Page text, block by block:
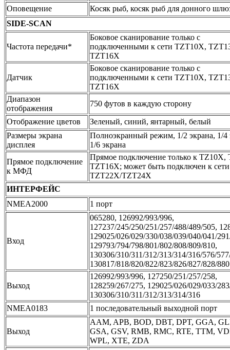
Оповещение
Косяк рыб, косяк рыб для донного
SIDE-SCAN
Частота передачи*
Боковое сканирование только с
подключенными к сети TZT10X,
TZT16X
Датчик
Боковое сканирование только с
подключенными к сети TZT10X,
TZT16X
Диапазон
отображения
750 футов в каждую сторону
Отображение цветов
Зеленый, синий, янтарный, белый
Размеры экрана
дисплея
Полноэкранный режим, 1/2 экрана, 1/4
1/6 экрана
Прямое подключение
к МФД
Прямое подключение только к TZ10X,
TZT16X; может быть подключен к
TZT22X/TZT24X
ИНТЕРФЕЙС
NMEA2000
1 порт
Вход
065280, 126992/993/996,
127237/245/250/251/257/488/489/505,
129025/026/029/330/038/039/040/041/
129793/794/798/801/802/808/809/810,
130306/310/311/312/313/314/316/576/
130817/818/820/822/823/826/827/828/880
Выход
126992/993/996, 127250/251/257/258,
128259/267/275, 129025/026/029/033/
130306/310/311/312/313/314/316
NMEA0183
1 последовательный выходной порт
Выход
AAM, APB, BOD, DBT, DPT, GGA,
GSA, GSV, RMB, RMC, RTE, TTM,
WPL, XTE, ZDA